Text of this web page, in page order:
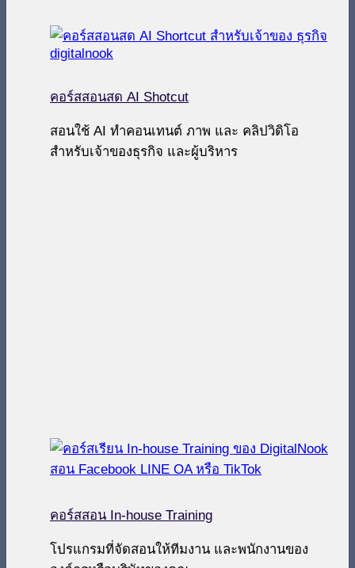
คอร์สสอนสด AI Shotcut
สอนใช้ AI ทำคอนเทนต์ ภาพ และ คลิปวิดิโอ
สำหรับเจ้าของธุรกิจ และผู้บริหาร
คอร์สสอน In-house Training
โปรแกรมที่จัดสอนให้ทีมงาน และพนักงานของ